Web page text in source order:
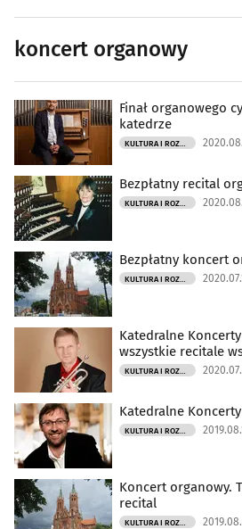
koncert organowy
Finał organowego
katedrze
KULTURA I ROZRYWKA
Bezpłatny recital
KULTURA I ROZRYWKA
Bezpłatny koncert
KULTURA I ROZRYWKA
Katedralne
wszystkie recitale
KULTURA I ROZRYWKA
Katedralne
KULTURA I ROZRYWKA
Koncert organowy.
recital
KULTURA I ROZRYWKA